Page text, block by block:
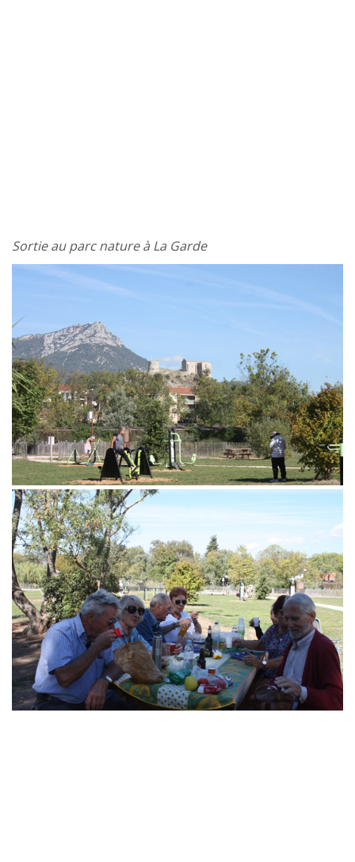
Sortie au parc nature à La Garde